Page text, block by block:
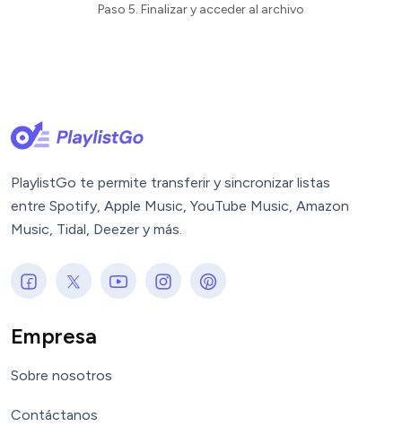
Paso 5. Finalizar y acceder al archivo
PlaylistGo te permite transferir y sincronizar listas
entre Spotify, Apple Music, YouTube Music, Amazon
Music, Tidal, Deezer y más.
Empresa
Sobre nosotros
Contáctanos